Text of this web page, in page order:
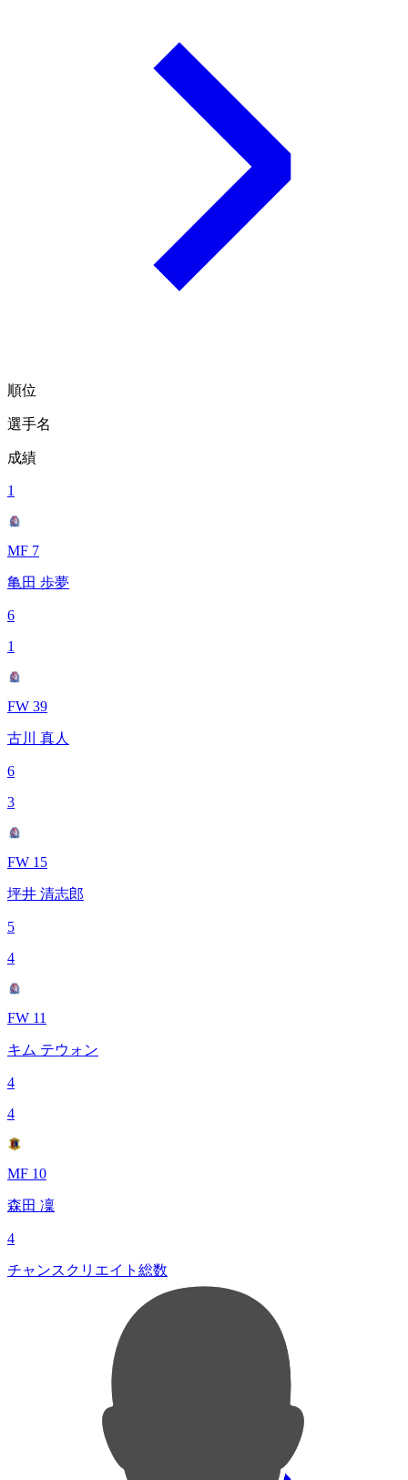
順位
選手名
成績
1
MF 7
亀田 歩夢
6
1
FW 39
古川 真人
6
3
FW 15
坪井 清志郎
5
4
FW 11
キム テウォン
4
4
MF 10
森田 凜
4
チャンスクリエイト総数